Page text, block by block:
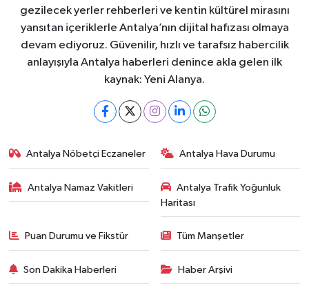
gezilecek yerler rehberleri ve kentin kültürel mirasını
yansıtan içeriklerle Antalya’nın dijital hafızası olmaya
devam ediyoruz. Güvenilir, hızlı ve tarafsız habercilik
anlayışıyla Antalya haberleri denince akla gelen ilk
kaynak: Yeni Alanya.
Antalya Nöbetçi Eczaneler Antalya Hava Durumu
Antalya Namaz Vakitleri
Antalya Trafik Yoğunluk
Haritası
Puan Durumu ve Fikstür Tüm Manşetler
Son Dakika Haberleri Haber Arşivi